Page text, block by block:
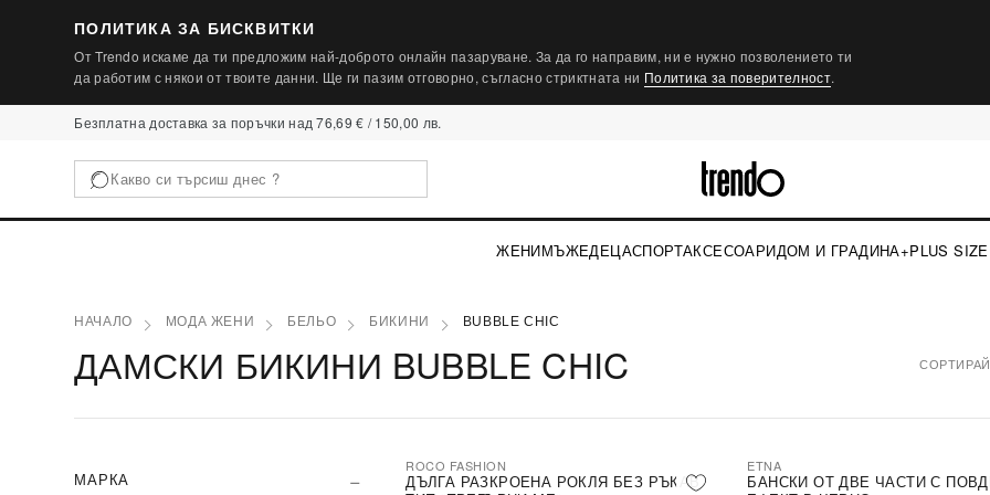
ПОЛИТИКА ЗА БИСКВИТКИ
От Trendo искаме да ти предложим най-доброто онлайн пазаруване. За да го направим, ни е нужно позволението ти
да работим с някои от твоите данни. Ще ги пазим отговорно, съгласно стриктната ни Политика за поверителност.
Безплатна доставка за поръчки над 76,69 € / 150,00 лв.
ЖЕНИМЪЖЕДЕЦАСПОРТАКСЕСОАРИДОМ И ГРАДИНА+PLUS SIZE
НАЧАЛО МОДА ЖЕНИ БЕЛЬО БИКИНИ BUBBLE CHIC
ДАМСКИ БИКИНИ BUBBLE CHIC
МАРКА -30%
ROCO FASHION
ДЪЛГА РАЗКРОЕНА РОКЛЯ БЕЗ РЪКАВ
ETNA
БАНСКИ ОТ ДВЕ ЧАСТИ С